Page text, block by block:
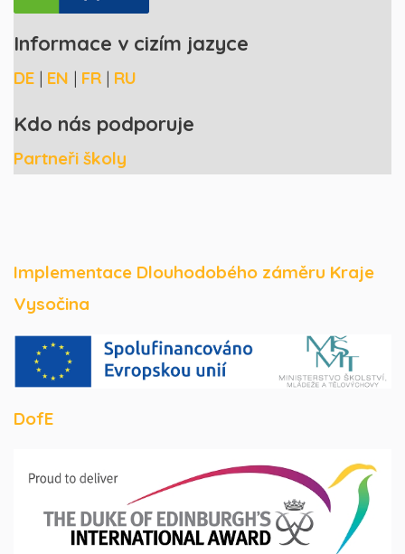
Informace v cizím jazyce
DE | EN | FR | RU
Kdo nás podporuje
Partneři školy
Implementace Dlouhodobého záměru Kraje
Vysočina
DofE